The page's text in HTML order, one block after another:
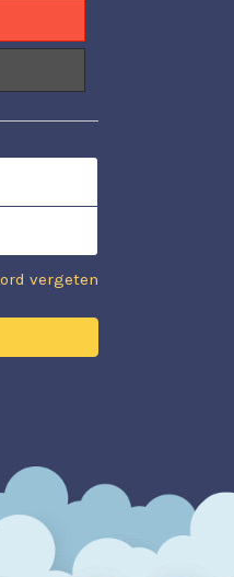
vergeten